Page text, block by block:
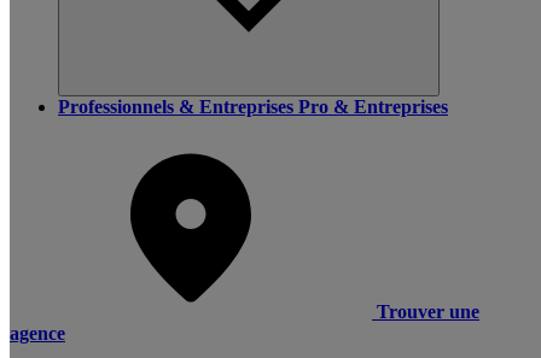
Professionnels & Entreprises Pro & Entreprises
Trouver une
agence